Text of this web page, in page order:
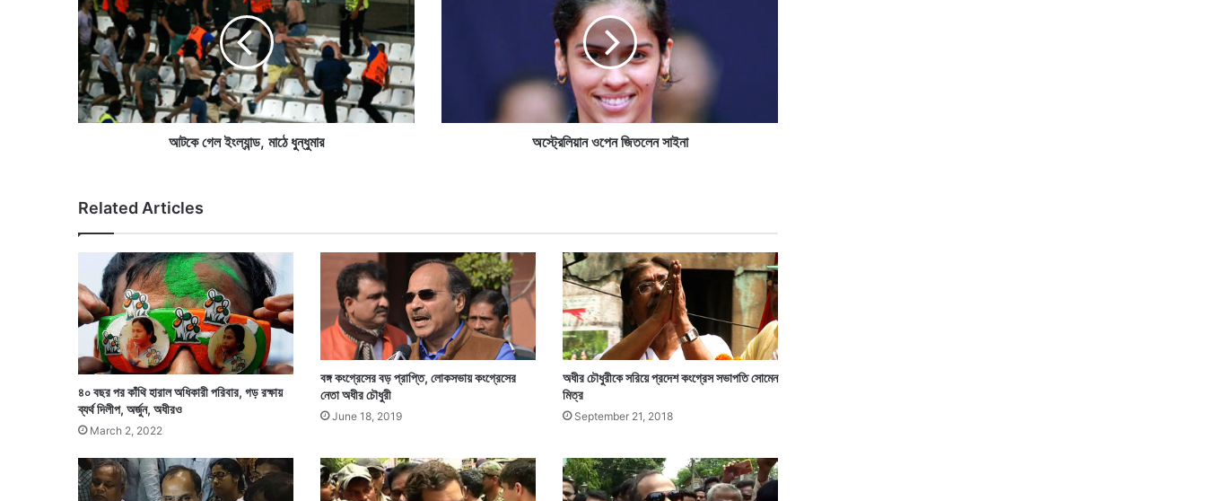
কে
গে
ল
ল্যা
ন্ড
,
মা
র
আটকে গেল ইংল্যান্ড, মাঠে ধুন্ধুমার
জি
না
অস্ট্রেলিয়ান ওপেন জিতলেন সাইনা
Related Articles
৪০ বছর পর কাঁথি হারাল অধিকারী পরিবার, গড় রক্ষায়
ব্যর্থ দিলীপ, অর্জুন, অধীরও
March 2, 2022
বঙ্গ কংগ্রেসের বড় প্রাপ্তি, লোকসভায় কংগ্রেসের
নেতা অধীর চৌধুরী
June 18, 2019
অধীর চৌধুরীকে সরিয়ে প্রদেশ কংগ্রেস সভাপতি সোমেন
মিত্র
September 21, 2018